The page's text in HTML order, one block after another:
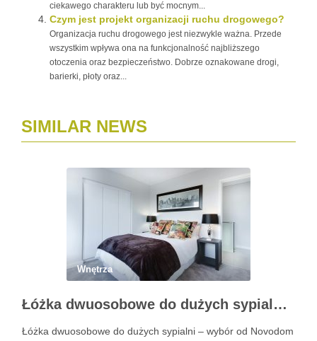
ciekawego charakteru lub być mocnym...
Czym jest projekt organizacji ruchu drogowego?
Organizacja ruchu drogowego jest niezwykle ważna. Przede
wszystkim wpływa ona na funkcjonalność najbliższego
otoczenia oraz bezpieczeństwo. Dobrze oznakowane drogi,
barierki, płoty oraz...
SIMILAR NEWS
Wnętrza
Łóżka dwuosobowe do dużych sypialni – wybór od Novodom
Łóżka dwuosobowe do dużych sypialni – wybór od Novodom